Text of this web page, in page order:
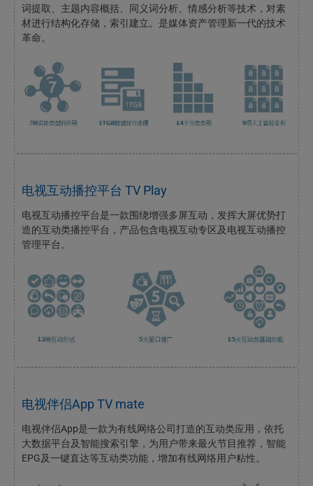
词提取、主题内容概括、同义词分析、情感分析等技术，对素
材进行结构化存储，索引建立。是媒体资产管理新一代的技术
革命。
电视互动播控平台 TV Play
电视互动播控平台是一款围绕增强多屏互动，发挥大屏优势打
造的互动类播控平台，产品包含电视互动专区及电视互动播控
管理平台。
电视伴侣App TV mate
电视伴侣App是一款为有线网络公司打造的互动类应用，依托
大数据平台及智能搜索引擎，为用户带来最火节目推荐，智能
EPG及一键直达等互动类功能，增加有线网络用户粘性。